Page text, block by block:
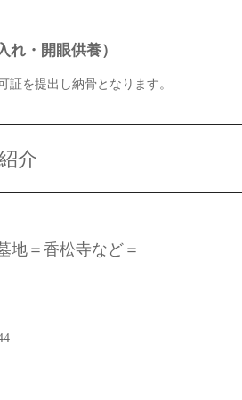
れ・開眼供養）
証を提出し納骨となります。
介
地＝香松寺など＝